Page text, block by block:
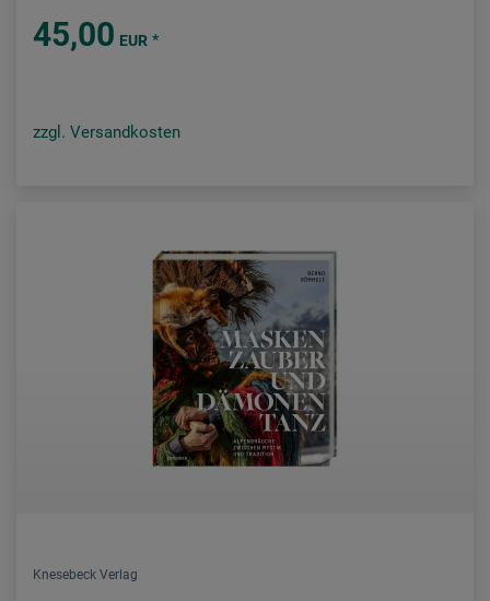
45,00 EUR *
zzgl. Versandkosten
Knesebeck Verlag